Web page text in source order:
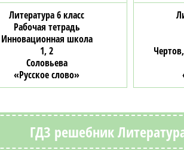
Литература 6 класс
Рабочая тетрадь
Инновационная школа
1, 2
Соловьева
«Русское слово»
ГДЗ решебник